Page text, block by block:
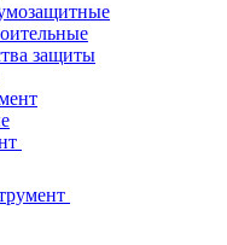
защиты